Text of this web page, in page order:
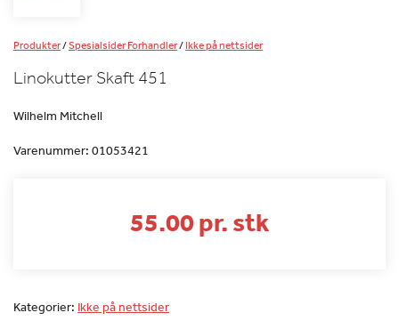
Produkter/Spesialsider Forhandler/Ikke på nettsider
Linokutter Skaft 451
Wilhelm Mitchell
Varenummer: 01053421
55.00 pr. stk
Kategorier: Ikke på nettsider